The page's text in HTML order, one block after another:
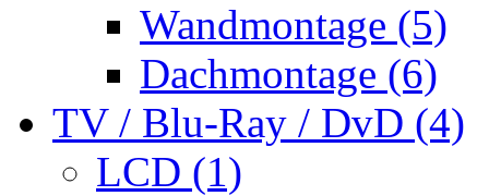
Wandmontage (5)
Dachmontage (6)
TV / Blu-Ray / DvD (4)
LCD (1)